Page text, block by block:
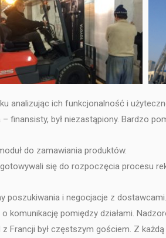
analizując ich funkcjonalność i
finansisty, był niezastąpiony. Bardzo
do zamawiania produktów.
się do rozpoczęcia procesu
poszukiwania i negocjacje z dostawcami.
komunikację pomiędzy działami.
Francji był częstszym gościem. Z